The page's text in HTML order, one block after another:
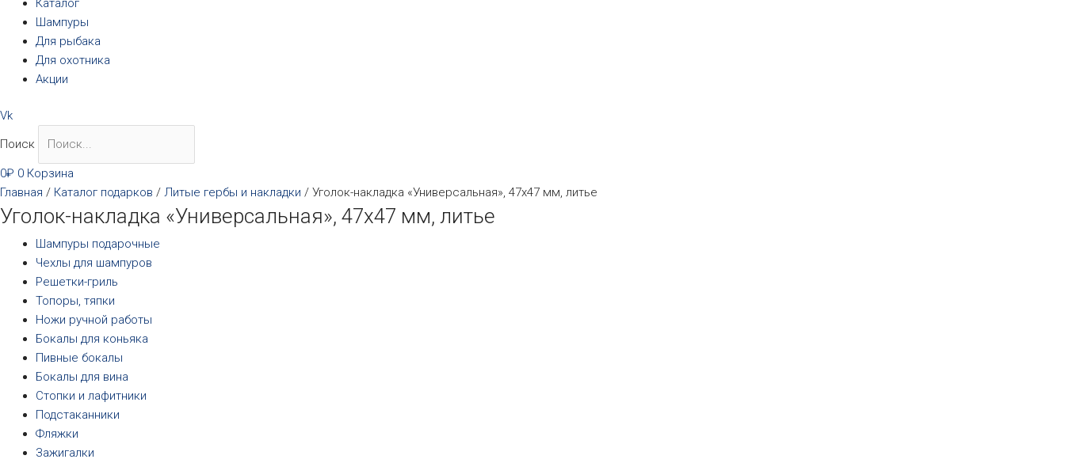
Шампуры
Для рыбака
Для охотника
Акции
Vk
Поиск
0₽ 0 Корзина
Главная / Каталог подарков / Литые гербы и накладки / Уголок-накладка «Универсальная», 47х47 мм, литье
Уголок-накладка «Универсальная», 47х47 мм, литье
Шампуры подарочные
Чехлы для шампуров
Решетки-гриль
Топоры, тяпки
Ножи ручной работы
Бокалы для коньяка
Пивные бокалы
Бокалы для вина
Стопки и лафитники
Подстаканники
Фляжки
Зажигалки